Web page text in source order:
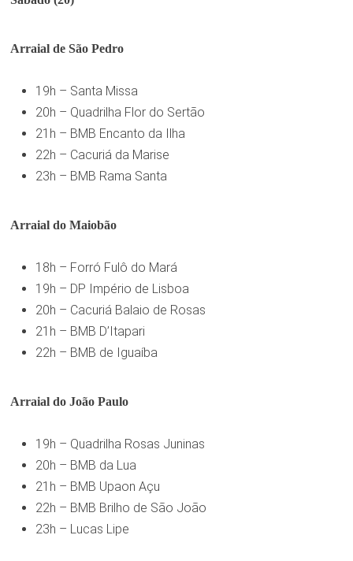
Arraial de São Pedro
19h – Santa Missa
20h – Quadrilha Flor do Sertão
21h – BMB Encanto da Ilha
22h – Cacuriá da Marise
23h – BMB Rama Santa
Arraial do Maiobão
18h – Forró Fulô do Mará
19h – DP Império de Lisboa
20h – Cacuriá Balaio de Rosas
21h – BMB D’Itapari
22h – BMB de Iguaíba
Arraial do João Paulo
19h – Quadrilha Rosas Juninas
20h – BMB da Lua
21h – BMB Upaon Açu
22h – BMB Brilho de São João
23h – Lucas Lipe